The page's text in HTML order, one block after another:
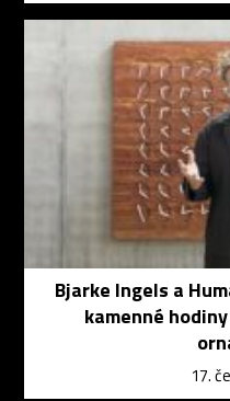
Bjarke Ingels a
kamenné
17.